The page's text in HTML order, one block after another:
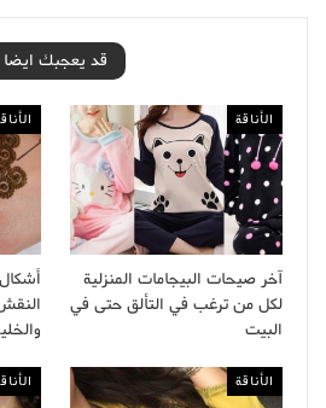
قد يعجبك ايضا
الأناقة
آخر صيحات البيجامات المنزلية
لكل من ترغب في التألق حتى في
البيت
الأناقة